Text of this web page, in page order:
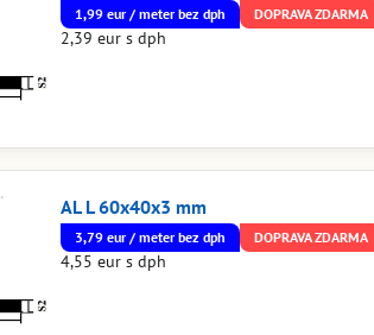
1,99 eur / meter bez dph DOPRAVA ZDARMA
2,39 eur s dph
AL L 60x40x3 mm
3,79 eur / meter bez dph DOPRAVA ZDARMA
4,55 eur s dph